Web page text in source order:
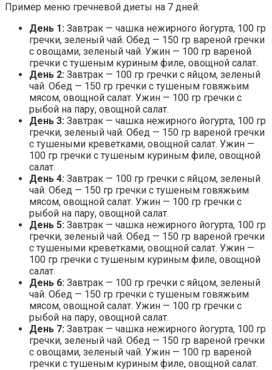
Пример меню гречневой диеты на 7 дней:
День 1: Завтрак — чашка нежирного йогурта, 100 гр
гречки, зеленый чай. Обед — 150 гр вареной гречки
с овощами, зеленый чай. Ужин — 100 гр вареной
гречки с тушеным куриным филе, овощной салат.
День 2: Завтрак — 100 гр гречки с яйцом, зеленый
чай. Обед — 150 гр гречки с тушеным говяжьим
мясом, овощной салат. Ужин — 100 гр гречки с
рыбой на пару, овощной салат.
День 3: Завтрак — чашка нежирного йогурта, 100 гр
гречки, зеленый чай. Обед — 150 гр вареной гречки
с тушеными креветками, овощной салат. Ужин —
100 гр гречки с тушеным куриным филе, овощной
салат.
День 4: Завтрак — 100 гр гречки с яйцом, зеленый
чай. Обед — 150 гр гречки с тушеным говяжьим
мясом, овощной салат. Ужин — 100 гр гречки с
рыбой на пару, овощной салат.
День 5: Завтрак — чашка нежирного йогурта, 100 гр
гречки, зеленый чай. Обед — 150 гр вареной гречки
с тушеными креветками, овощной салат. Ужин —
100 гр гречки с тушеным куриным филе, овощной
салат.
День 6: Завтрак — 100 гр гречки с яйцом, зеленый
чай. Обед — 150 гр гречки с тушеным говяжьим
мясом, овощной салат. Ужин — 100 гр гречки с
рыбой на пару, овощной салат.
День 7: Завтрак — чашка нежирного йогурта, 100 гр
гречки, зеленый чай. Обед — 150 гр вареной гречки
с овощами, зеленый чай. Ужин — 100 гр вареной
гречки с тушеным куриным филе, овощной салат.